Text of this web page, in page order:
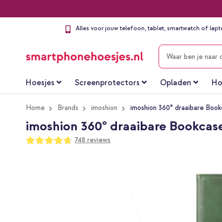
Alles voor jouw telefoon, tablet, smartwatch of
ZOEKEN
Hoesjes Screenprotectors Opladen
Home Brands imoshion imoshion 360° draaibare
imoshion 360° draaibare
Waardering:
94
100
748 reviews